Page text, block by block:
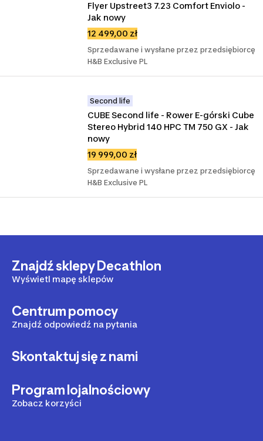
Flyer Upstreet3 7.23 Comfort Enviolo -
Jak nowy
12 499,00 zł
Sprzedawane i wysłane przez przedsiębiorcę
H&B Exclusive PL
Second life
CUBE Second life - Rower E-górski Cube
Stereo Hybrid 140 HPC TM 750 GX - Jak
nowy
19 999,00 zł
Sprzedawane i wysłane przez przedsiębiorcę
H&B Exclusive PL
Znajdź sklepy Decathlon
Wyświetl mapę sklepów
Centrum pomocy
Znajdź odpowiedź na pytania
Skontaktuj się z nami
Program lojalnościowy
Zobacz korzyści